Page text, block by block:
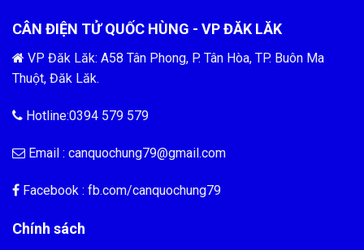
CÂN ĐIỆN TỬ QUỐC HÙNG - VP ĐĂK LĂK
VP Đăk Lăk: A58 Tân Phong, P. Tân Hòa, TP. Buôn Ma
Thuột, Đăk Lăk.
Hotline:0394 579 579
Email : canquochung79@gmail.com
Facebook : fb.com/canquochung79
Chính sách